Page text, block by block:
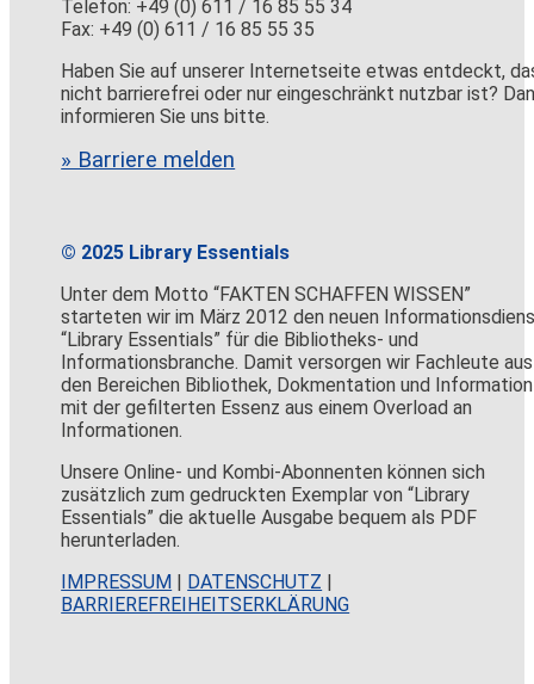
Telefon: +49 (0) 611 / 16 85 55 34
Fax: +49 (0) 611 / 16 85 55 35
Haben Sie auf unserer Internetseite etwas entdeckt,
nicht barrierefrei oder nur eingeschränkt nutzbar ist?
informieren Sie uns bitte.
» Barriere melden
© 2025 Library Essentials
Unter dem Motto “FAKTEN SCHAFFEN WISSEN”
starteten wir im März 2012 den neuen
“Library Essentials” für die Bibliotheks- und
Informationsbranche. Damit versorgen wir Fachleute aus
den Bereichen Bibliothek, Dokmentation und Information
mit der gefilterten Essenz aus einem Overload an
Informationen.
Unsere Online- und Kombi-Abonnenten können sich
zusätzlich zum gedruckten Exemplar von “Library
Essentials” die aktuelle Ausgabe bequem als PDF
herunterladen.
IMPRESSUM
DATENSCHUTZ
BARRIEREFREIHEITSERKLÄRUNG